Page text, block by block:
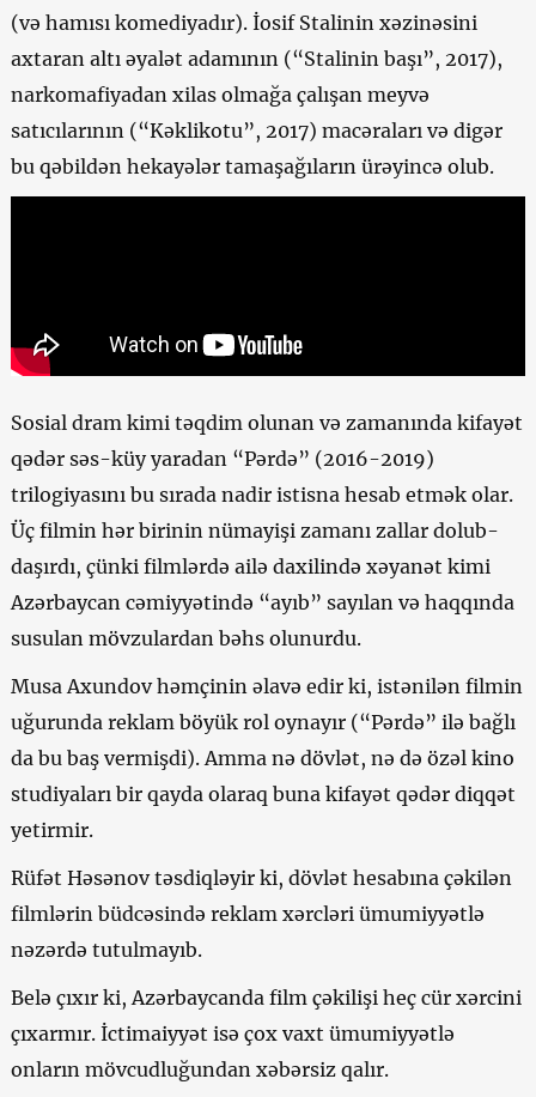
(və hamısı komediyadır). İosif Stalinin xəzinəsini
axtaran altı əyalət adamının (“Stalinin başı”, 2017),
narkomafiyadan xilas olmağa çalışan meyvə
satıcılarının (“Kəklikotu”, 2017) macəraları və digər
bu qəbildən hekayələr tamaşağıların ürəyincə olub.
Sosial dram kimi təqdim olunan və zamanında kifayət
qədər səs-küy yaradan “Pərdə” (2016-2019)
trilogiyasını bu sırada nadir istisna hesab etmək olar.
Üç filmin hər birinin nümayişi zamanı zallar dolub-
daşırdı, çünki filmlərdə ailə daxilində xəyanət kimi
Azərbaycan cəmiyyətində “ayıb” sayılan və haqqında
susulan mövzulardan bəhs olunurdu.
Musa Axundov həmçinin əlavə edir ki, istənilən filmin
uğurunda reklam böyük rol oynayır (“Pərdə” ilə bağlı
da bu baş vermişdi). Amma nə dövlət, nə də özəl kino
studiyaları bir qayda olaraq buna kifayət qədər diqqət
yetirmir.
Rüfət Həsənov təsdiqləyir ki, dövlət hesabına çəkilən
filmlərin büdcəsində reklam xərcləri ümumiyyətlə
nəzərdə tutulmayıb.
Belə çıxır ki, Azərbaycanda film çəkilişi heç cür xərcini
çıxarmır. İctimaiyyət isə çox vaxt ümumiyyətlə
onların mövcudluğundan xəbərsiz qalır.